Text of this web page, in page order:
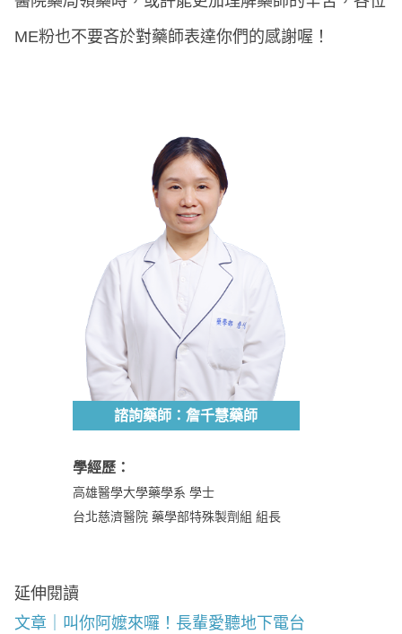
ME粉也不要吝於對藥師表達你們的感謝喔！
諮詢藥師：詹千慧藥師
學經歷：
高雄醫學大學藥學系 學士
台北慈濟醫院 藥學部特殊製劑組 組長
延伸閱讀
文章｜叫你阿嬤來囉！長輩愛聽地下電台